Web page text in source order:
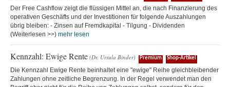
Der Free Cashflow zeigt die flüssigen Mittel an, die nach Finanzierung des
operativen Geschäfts und der Investitionen für folgende Auszahlungen
übrig bleiben: - Zinsen auf Fremdkapital - Tilgung - Dividenden
(Weiterlesen >>) mehr lesen
Kennzahl: Ewige Rente (Dr. Ursula Binder) Premium Shop-Artikel
Die Kennzahl Ewige Rente beinhaltet eine "ewige" Reihe gleichbleibender
Zahlungen ohne zeitliche Begrenzung. In der Regel verwendet man den